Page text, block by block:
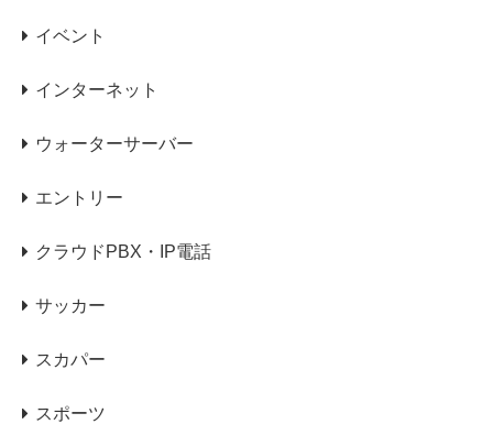
イベント
インターネット
ウォーターサーバー
エントリー
クラウドPBX・IP電話
サッカー
スカパー
スポーツ